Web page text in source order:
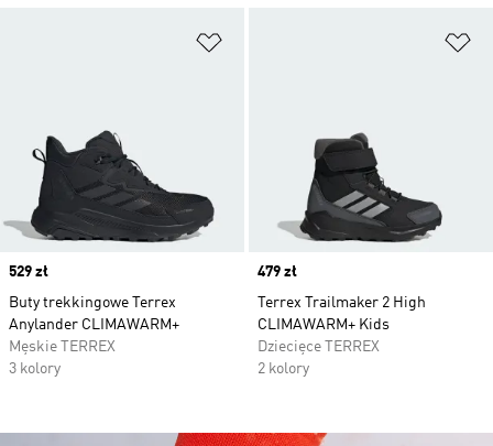
Price
529 zł
Buty trekkingowe Terrex
Anylander CLIMAWARM+
Męskie TERREX
3 kolory
Price
479 zł
Terrex Trailmaker 2 High
CLIMAWARM+ Kids
Dziecięce TERREX
2 kolory